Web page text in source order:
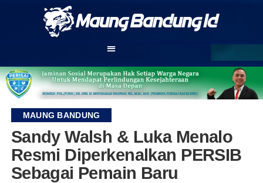
MAUNG BANDUNG
Sandy Walsh & Luka Menalo
Resmi Diperkenalkan PERSIB
Sebagai Pemain Baru